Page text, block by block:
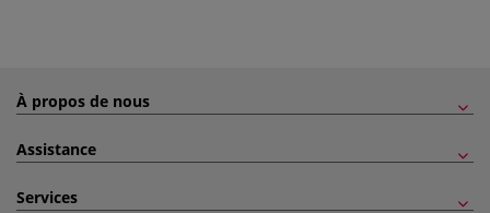
À propos de nous
Assistance
Services